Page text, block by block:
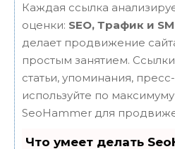
Каждая ссылка
оценки: SEO, Трафик и
делает продвижение
простым занятием.
статьи, упоминания,
используйте по
SeoHammer для
Что умеет делать